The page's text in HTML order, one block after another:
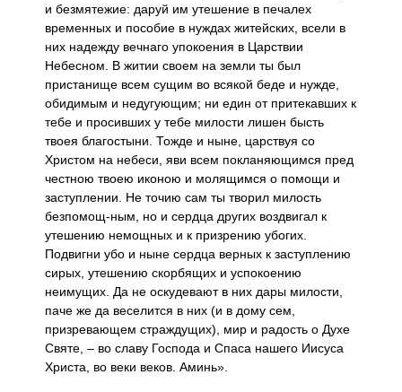
и безмятежие: даруй им утешение в печалех
временных и пособие в нуждах житейских, всели в
них надежду вечнаго упокоения в Царствии
Небесном. В житии своем на земли ты был
пристанище всем сущим во всякой беде и нужде,
обидимым и недугующим; ни един от притекавших к
тебе и просивших у тебе милости лишен бысть
твоея благостыни. Тожде и ныне, царствуя со
Христом на небеси, яви всем покланяющимся пред
честною твоею иконою и молящимся о помощи и
заступлении. Не точию сам ты творил милость
безпомощ-ным, но и сердца других воздвигал к
утешению немощных и к призрению убогих.
Подвигни убо и ныне сердца верных к заступлению
сирых, утешению скорбящих и успокоению
неимущих. Да не оскудевают в них дары милости,
паче же да веселится в них (и в дому сем,
призревающем страждущих), мир и радость о Духе
Святе, – во славу Господа и Спаса нашего Иисуса
Христа, во веки веков. Аминь».